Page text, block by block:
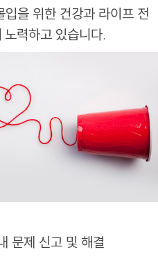
을 위한 건강과 라이프 전
력하고 있습니다.
문제 신고 및 해결